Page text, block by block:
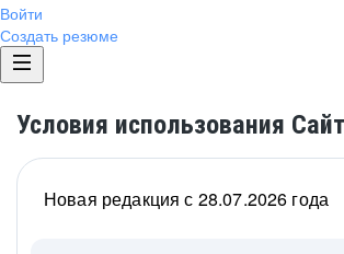
Войти
Создать резюме
Условия использования
Новая редакция с 28.07.2026 года